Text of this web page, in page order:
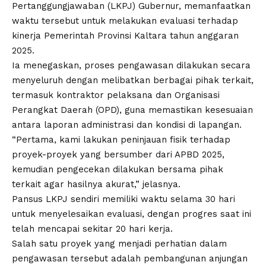
Pertanggungjawaban (LKPJ) Gubernur, memanfaatkan
waktu tersebut untuk melakukan evaluasi terhadap
kinerja Pemerintah Provinsi Kaltara tahun anggaran
2025.
Ia menegaskan, proses pengawasan dilakukan secara
menyeluruh dengan melibatkan berbagai pihak terkait,
termasuk kontraktor pelaksana dan Organisasi
Perangkat Daerah (OPD), guna memastikan kesesuaian
antara laporan administrasi dan kondisi di lapangan.
“Pertama, kami lakukan peninjauan fisik terhadap
proyek-proyek yang bersumber dari APBD 2025,
kemudian pengecekan dilakukan bersama pihak
terkait agar hasilnya akurat,” jelasnya.
Pansus LKPJ sendiri memiliki waktu selama 30 hari
untuk menyelesaikan evaluasi, dengan progres saat ini
telah mencapai sekitar 20 hari kerja.
Salah satu proyek yang menjadi perhatian dalam
pengawasan tersebut adalah pembangunan anjungan